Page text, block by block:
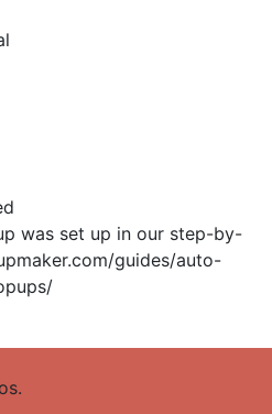
was set up in our step-by-
guides/auto-